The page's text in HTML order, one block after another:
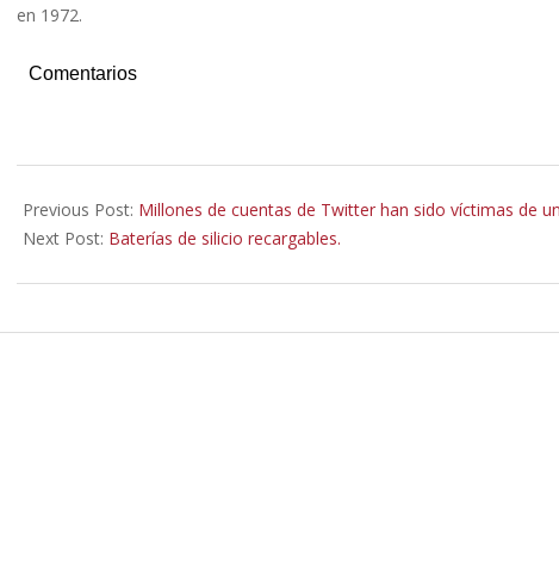
en 1972.
Comentarios
07-
22
Previous Post: Millones de cuentas de Twitter han sido víctimas de
Next Post: Baterías de silicio recargables.